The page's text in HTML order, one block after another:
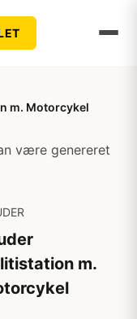
m. Motorcykel
være genereret
m.